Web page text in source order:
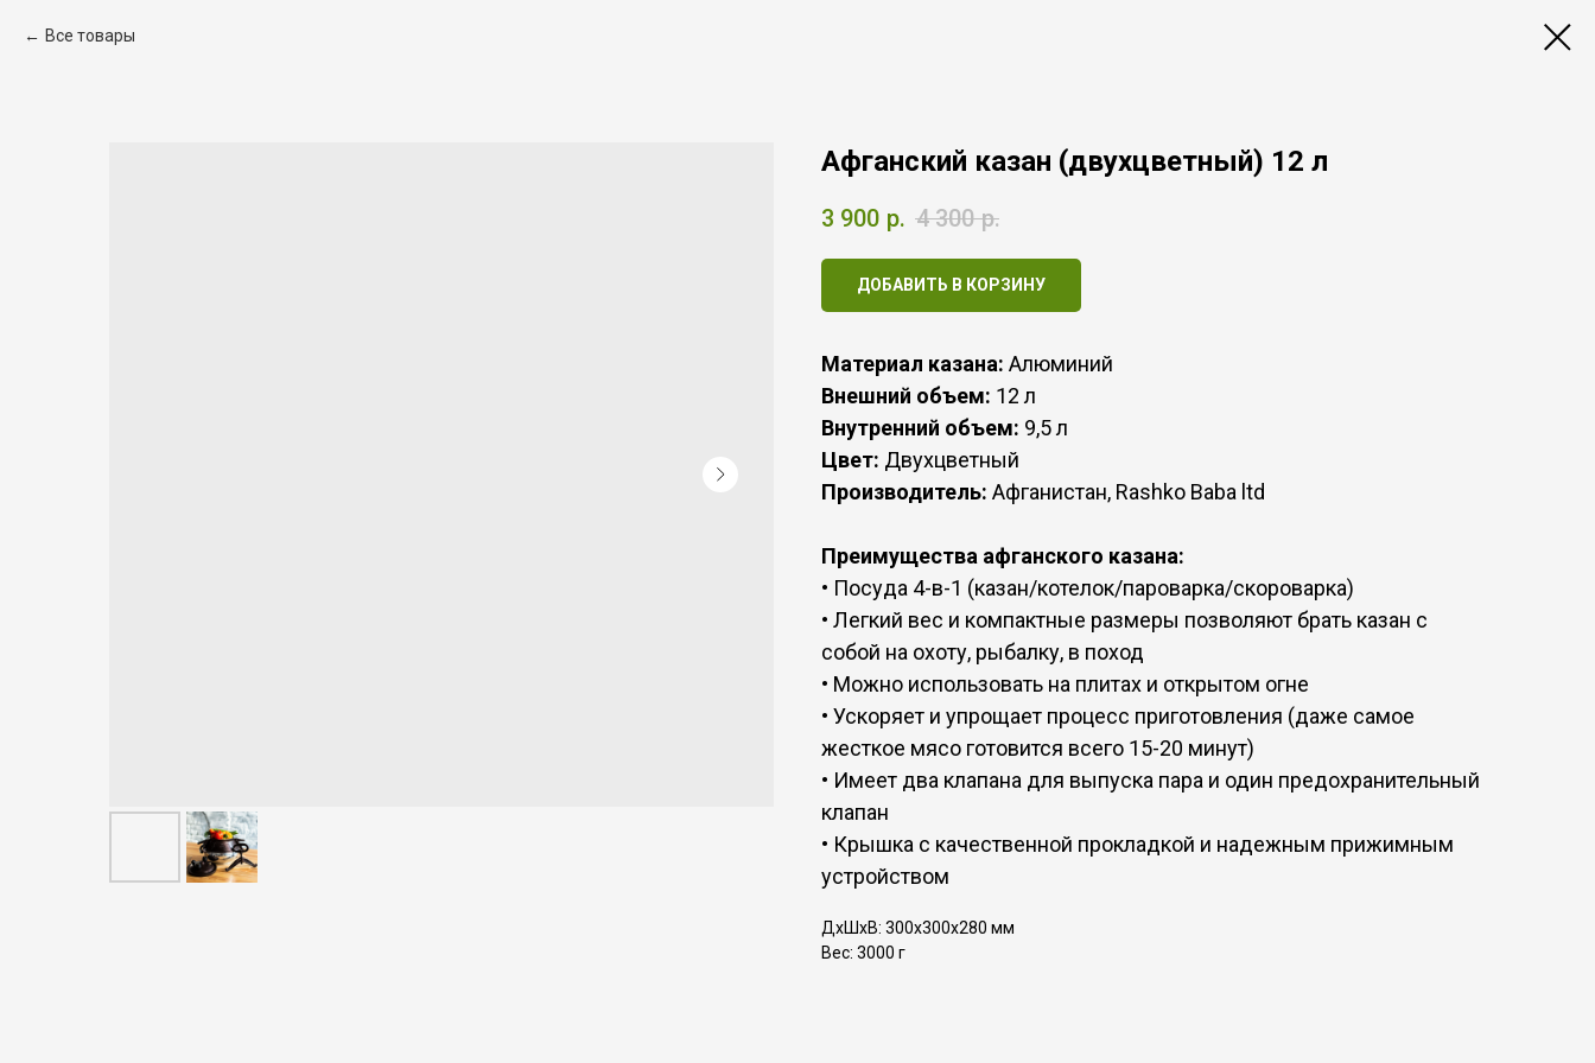
Все товары
Афганский казан (двухцветный) 12 л
3 900 р. 4 300 р.
ДОБАВИТЬ В КОРЗИНУ
Материал казана: Алюминий
Внешний объем: 12 л
Внутренний объем: 9,5 л
Цвет: Двухцветный
Производитель: Афганистан, Rashko Baba ltd
Преимущества афганского казана:
• Посуда 4-в-1 (казан/котелок/пароварка/скороварка)
• Легкий вес и компактные размеры позволяют брать казан с
собой на охоту, рыбалку, в поход
• Можно использовать на плитах и открытом огне
• Ускоряет и упрощает процесс приготовления (даже самое
жесткое мясо готовится всего 15-20 минут)
• Имеет два клапана для выпуска пара и один предохранительный
клапан
• Крышка с качественной прокладкой и надежным прижимным
устройством
ДxШxВ: 300x300x280 мм
Вес: 3000 г